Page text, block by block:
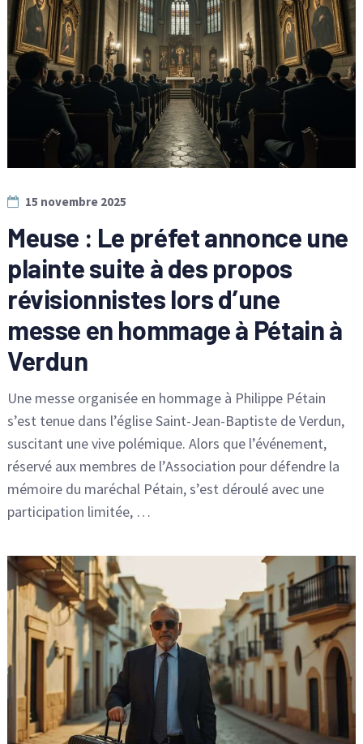
15 novembre 2025
Meuse : Le préfet annonce une
plainte suite à des propos
révisionnistes lors d’une
messe en hommage à Pétain à
Verdun
Une messe organisée en hommage à Philippe Pétain
s’est tenue dans l’église Saint-Jean-Baptiste de Verdun,
suscitant une vive polémique. Alors que l’événement,
réservé aux membres de l’Association pour défendre la
mémoire du maréchal Pétain, s’est déroulé avec une
participation limitée, …